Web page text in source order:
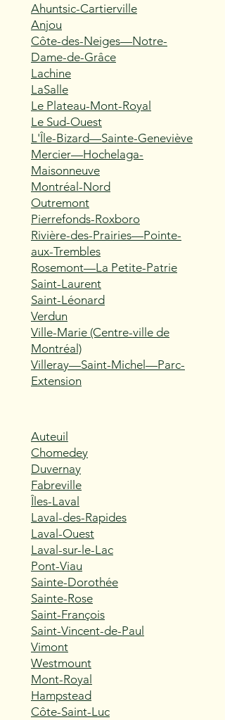
Ahuntsic-Cartierville
Anjou
Côte-des-Neiges—Notre-
Dame-de-Grâce
Lachine
LaSalle
Le Plateau-Mont-Royal
Le Sud-Ouest
L'Île-Bizard—Sainte-Geneviève
Mercier—Hochelaga-
Maisonneuve
Montréal-Nord
Outremont
Pierrefonds-Roxboro
Rivière-des-Prairies—Pointe-
aux-Trembles
Rosemont—La Petite-Patrie
Saint-Laurent
Saint-Léonard
Verdun
Ville-Marie (Centre-ville de
Montréal)
Villeray—Saint-Michel—Parc-
Extension
Auteuil
Chomedey
Duvernay
Fabreville
Îles-Laval
Laval-des-Rapides
Laval-Ouest
Laval-sur-le-Lac
Pont-Viau
Sainte-Dorothée
Sainte-Rose
Saint-François
Saint-Vincent-de-Paul
Vimont
Westmount
Mont-Royal
Hampstead
Côte-Saint-Luc